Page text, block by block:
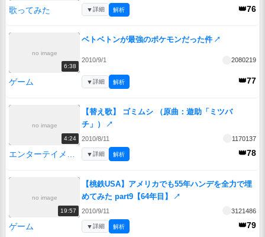
歌ってみた 👑76
▼詳細 解析
no image
6:38
ベトベトンが最強のポケモンだった件 ↗
2010/9/1 2080219
ゲーム 👑77
▼詳細 解析
no image
4:24
【替え歌】 ゴミムシ （原曲：遊助「ミツバ
チ」）
↗
2010/8/11 1170137
エンターテイメント 👑78
▼詳細 解析
no image
19:57
【桃鉄USA】アメリカでも55年ハンデを全力で埋
めてみた part9【64年目】
↗
2010/9/11 3121486
ゲーム 👑79
▼詳細 解析